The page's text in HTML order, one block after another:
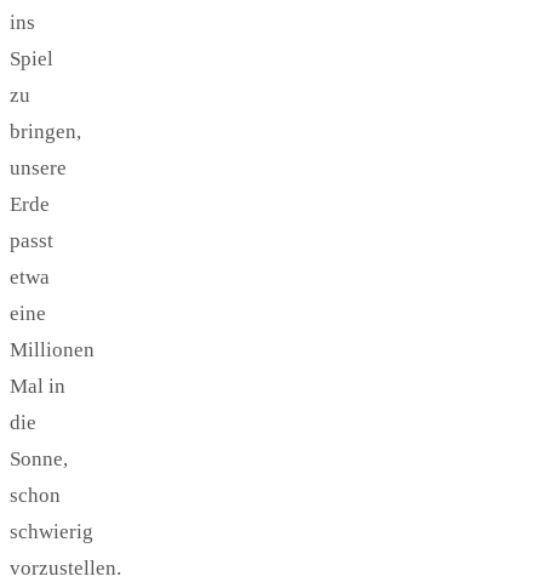
ins
Spiel
zu
bringen,
unsere
Erde
passt
etwa
eine
Millionen
Mal in
die
Sonne,
schon
schwierig
vorzustellen.